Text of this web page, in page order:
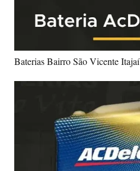
Baterias Bairro São Vicente Itajaí